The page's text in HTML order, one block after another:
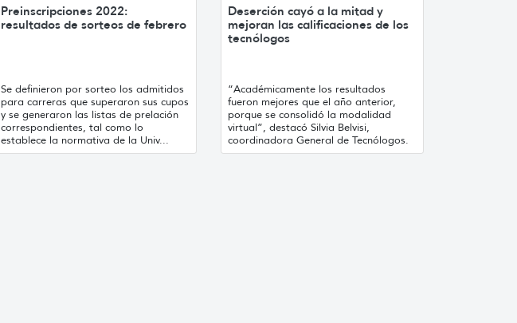
Preinscripciones 2022:
resultados de sorteos de febrero
Se definieron por sorteo los admitidos
para carreras que superaron sus cupos
y se generaron las listas de prelación
correspondientes, tal como lo
establece la normativa de la Univ...
Deserción cayó a la mitad y
mejoran las calificaciones de los
tecnólogos
“Académicamente los resultados
fueron mejores que el año anterior,
porque se consolidó la modalidad
virtual”, destacó Silvia Belvisi,
coordinadora General de Tecnólogos.